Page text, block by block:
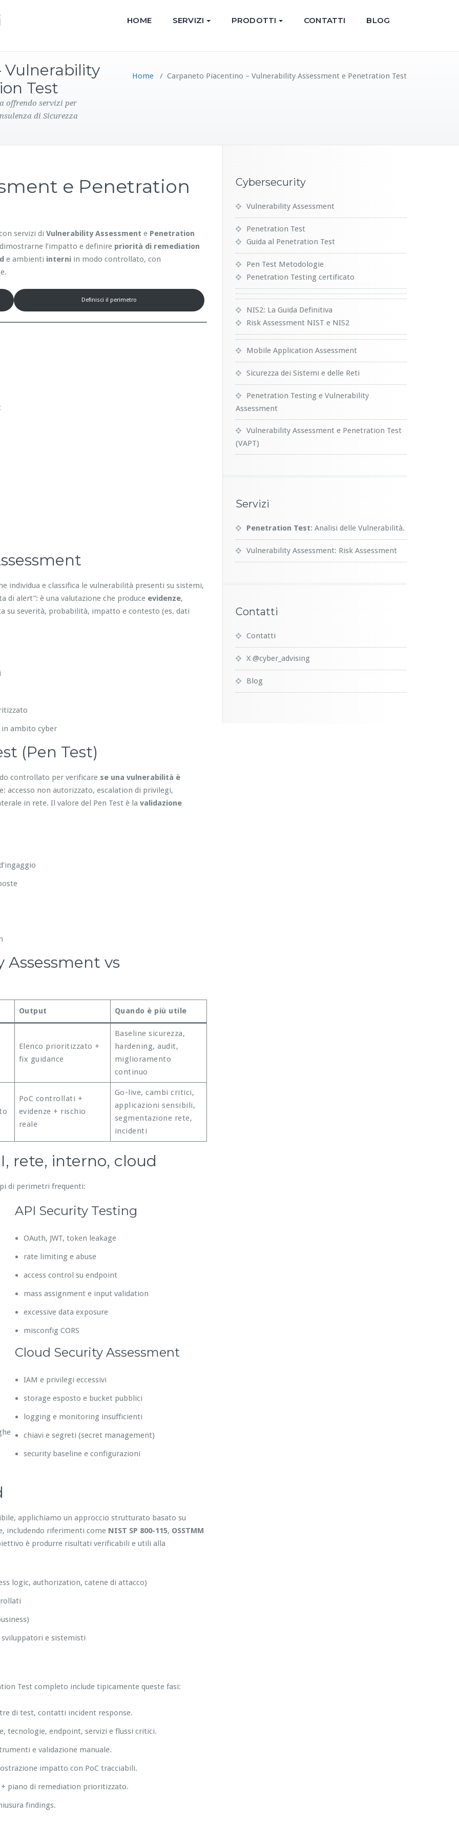
HOME SERVIZI PRODOTTI CONTATTI BLOG
Vulnerability
Test
offrendo servizi per
di Sicurezza
Home / Carpaneto Piacentino – Vulnerability Assessment e Penetration Test
e Penetration
servizi di Vulnerability Assessment e Penetration
l’impatto e definire priorità di remediation
e ambienti interni in modo controllato, con
Definisci il perimetro
individua e classifica le vulnerabilità presenti su sistemi,
di alert”: è una valutazione che produce evidenze,
su severità, probabilità, impatto e contesto (es. dati
ambito cyber
(Pen Test)
controllato per verificare se una vulnerabilità è
accesso non autorizzato, escalation di privilegi,
in rete. Il valore del Pen Test è la validazione
vs
Output Quando è più utile
Elenco prioritizzato +
fix guidance
Baseline sicurezza,
hardening, audit,
miglioramento
continuo
PoC controllati +
evidenze + rischio
reale
Go-live, cambi critici,
applicazioni sensibili,
segmentazione rete,
incidenti
rete, interno, cloud
di perimetri frequenti:
API Security Testing
OAuth, JWT, token leakage
rate limiting e abuse
access control su endpoint
mass assignment e input validation
excessive data exposure
misconfig CORS
Cloud Security Assessment
IAM e privilegi eccessivi
storage esposto e bucket pubblici
logging e monitoring insufficienti
chiavi e segreti (secret management)
security baseline e configurazioni
applichiamo un approccio strutturato basato su
includendo riferimenti come NIST SP 800-115, OSSTMM
è produrre risultati verificabili e utili alla
logic, authorization, catene di attacco)
e sistemisti
Test completo include tipicamente queste fasi:
di test, contatti incident response.
tecnologie, endpoint, servizi e flussi critici.
e validazione manuale.
impatto con PoC tracciabili.
piano di remediation prioritizzato.
findings.
Cybersecurity
Vulnerability Assessment
Penetration Test
Guida al Penetration Test
Pen Test Metodologie
Penetration Testing certificato
NIS2: La Guida Definitiva
Risk Assessment NIST e NIS2
Mobile Application Assessment
Sicurezza dei Sistemi e delle Reti
Penetration Testing e Vulnerability
Assessment
Vulnerability Assessment e Penetration Test
(VAPT)
Servizi
Penetration Test: Analisi delle Vulnerabilità.
Vulnerability Assessment: Risk Assessment
Contatti
Contatti
X @cyber_advising
Blog